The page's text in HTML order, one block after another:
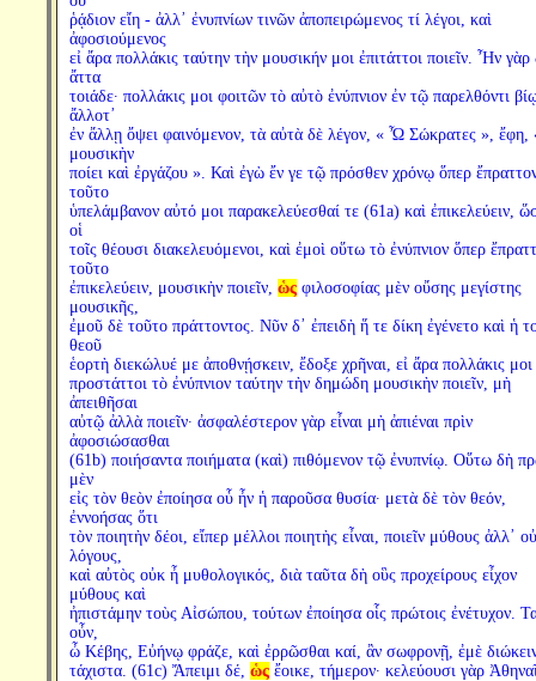
ῥᾴδιον εἴη - ἀλλ᾽ ἐνυπνίων τινῶν ἀποπειρώμενος τί λέγοι, καὶ
ἀφοσιούμενος
εἰ ἄρα πολλάκις ταύτην τὴν μουσικήν μοι ἐπιτάττοι ποιεῖν. Ἦν γὰρ
ἄττα
τοιάδε· πολλάκις μοι φοιτῶν τὸ αὐτὸ ἐνύπνιον ἐν τῷ παρελθόντι
ἄλλοτ᾽
ἐν ἄλλῃ ὄψει φαινόμενον, τὰ αὐτὰ δὲ λέγον, « Ὦ Σώκρατες », ἔφη,
μουσικὴν
ποίει καὶ ἐργάζου ». Καὶ ἐγὼ ἔν γε τῷ πρόσθεν χρόνῳ ὅπερ
τοῦτο
ὑπελάμβανον αὐτό μοι παρακελεύεσθαί τε (61a) καὶ ἐπικελεύειν,
οἱ
τοῖς θέουσι διακελευόμενοι, καὶ ἐμοὶ οὕτω τὸ ἐνύπνιον ὅπερ
τοῦτο
ἐπικελεύειν, μουσικὴν ποιεῖν, ὡςφιλοσοφίας μὲν οὔσης μεγίστης
μουσικῆς,
ἐμοῦ δὲ τοῦτο πράττοντος. Νῦν δ᾽ ἐπειδὴ ἥ τε δίκη ἐγένετο καὶ ἡ
θεοῦ
ἑορτὴ διεκώλυέ με ἀποθνῄσκειν, ἔδοξε χρῆναι, εἰ ἄρα πολλάκις μοι
προστάττοι τὸ ἐνύπνιον ταύτην τὴν δημώδη μουσικὴν ποιεῖν, μὴ
ἀπειθῆσαι
αὐτῷ ἀλλὰ ποιεῖν· ἀσφαλέστερον γὰρ εἶναι μὴ ἀπιέναι πρὶν
ἀφοσιώσασθαι
(61b) ποιήσαντα ποιήματα (καὶ) πιθόμενον τῷ ἐνυπνίῳ. Οὕτω δὴ
μὲν
εἰς τὸν θεὸν ἐποίησα οὗ ἦν ἡ παροῦσα θυσία· μετὰ δὲ τὸν θεόν,
ἐννοήσας ὅτι
τὸν ποιητὴν δέοι, εἴπερ μέλλοι ποιητὴς εἶναι, ποιεῖν μύθους ἀλλ᾽ οὐ
λόγους,
καὶ αὐτὸς οὐκ ἦ μυθολογικός, διὰ ταῦτα δὴ οὓς προχείρους εἶχον
μύθους καὶ
ἠπιστάμην τοὺς Αἰσώπου, τούτων ἐποίησα οἷς πρώτοις ἐνέτυχον.
οὖν,
ὦ Κέβης, Εὐήνῳ φράζε, καὶ ἐρρῶσθαι καί, ἂν σωφρονῇ, ἐμὲ
τάχιστα. (61c) Ἄπειμι δέ, ὡςἔοικε, τήμερον· κελεύουσι γὰρ